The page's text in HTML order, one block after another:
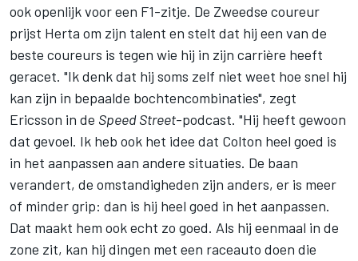
ook openlijk voor een F1-zitje. De Zweedse coureur
prijst Herta om zijn talent en stelt dat hij een van de
beste coureurs is tegen wie hij in zijn carrière heeft
geracet. "Ik denk dat hij soms zelf niet weet hoe snel hij
kan zijn in bepaalde bochtencombinaties", zegt
Ericsson in de Speed Street-podcast. "Hij heeft gewoon
dat gevoel. Ik heb ook het idee dat Colton heel goed is
in het aanpassen aan andere situaties. De baan
verandert, de omstandigheden zijn anders, er is meer
of minder grip: dan is hij heel goed in het aanpassen.
Dat maakt hem ook echt zo goed. Als hij eenmaal in de
zone zit, kan hij dingen met een raceauto doen die